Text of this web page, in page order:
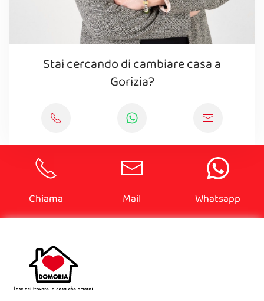
Stai cercando di cambiare casa a
Gorizia?
Chiama Mail Whatsapp